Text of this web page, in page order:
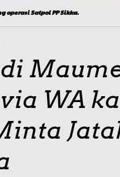
operasi Satpol PP Sikka.
WA